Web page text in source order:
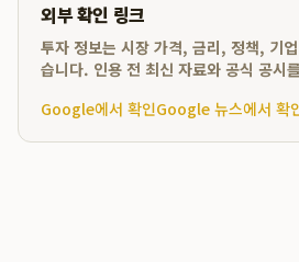
외부 확인 링크
투자 정보는 시장 가격, 금리, 정책, 기
습니다. 인용 전 최신 자료와 공식 공시
Google에서 확인Google 뉴스에서 확